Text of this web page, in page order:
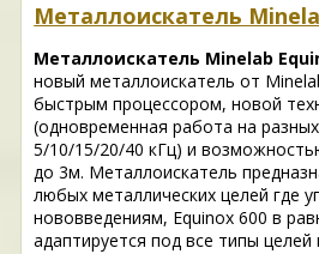
Металлоискатель
Металлоискатель Minelab
новый металлоискатель от
быстрым процессором, новой
(одновременная работа на
5/10/15/20/40 кГц) и
до 3м. Металлоискатель
любых металлических целей где
нововведениям, Equinox 600 в
адаптируется под все типы целей